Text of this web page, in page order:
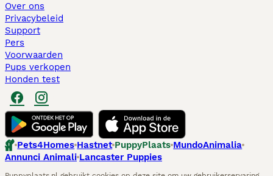
Over ons
Privacybeleid
Support
Pers
Voorwaarden
Pups verkopen
Honden test
Pets4Homes Hastnet PuppyPlaats MundoAnimalia
Annunci Animali Lancaster Puppies